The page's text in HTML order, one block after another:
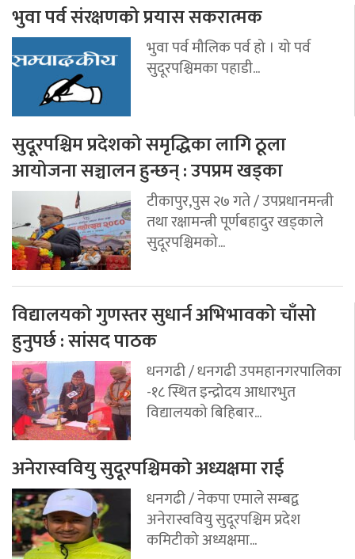
भुवा पर्व संरक्षणको प्रयास सकरात्मक
भुवा पर्व मौलिक पर्व हो । यो पर्व
सुदूरपश्चिमका पहाडी...
सुदूरपश्चिम प्रदेशको समृद्धिका लागि ठूला
आयोजना सञ्चालन हुन्छन् : उपप्रम खड्का
टीकापुर,पुस २७ गते / उपप्रधानमन्त्री
तथा रक्षामन्त्री पूर्णबहादुर खड्काले
सुदूरपश्चिमको...
विद्यालयको गुणस्तर सुधार्न अभिभावको चाँसो
हुनुपर्छ : सांसद पाठक
धनगढी / धनगढी उपमहानगरपालिका
-१८ स्थित इन्द्रोदय आधारभुत
विद्यालयको बिहिबार...
अनेरास्ववियु सुदूरपश्चिमको अध्यक्षमा राई
धनगढी / नेकपा एमाले सम्बद्व
अनेरास्ववियु सुदूरपश्चिम प्रदेश
कमिटीको अध्यक्षमा...